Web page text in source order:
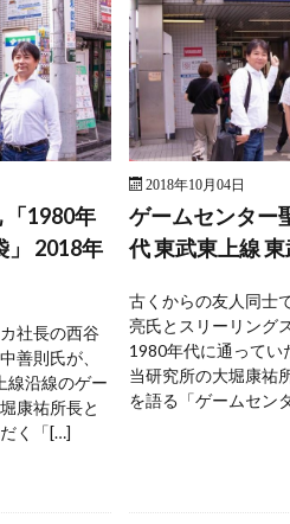
「1980年
」 2018年
社長の西谷
善則氏が、
線沿線のゲー
康祐所長と
く「[…]
2018年10月04日
ゲームセンター
代 東武東上線 東
古くからの友人同士
亮氏とスリーリング
1980年代に通ってい
当研究所の大堀康祐
を語る「ゲームセン